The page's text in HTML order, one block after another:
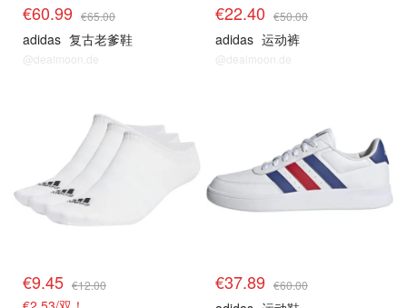
€60.99 €65.00
adidas 复古老爹鞋
@dealmoon.de
€22.40 €50.00
adidas 运动裤
@dealmoon.de
€9.45 €12.00 €37.89 €60.00